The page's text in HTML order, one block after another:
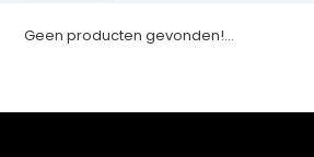
Geen producten gevonden!...